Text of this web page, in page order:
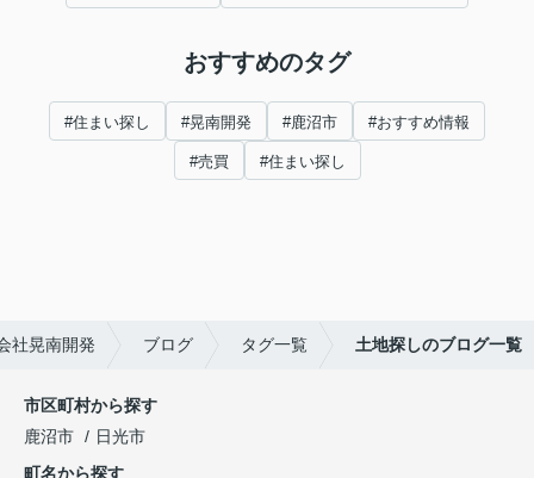
おすすめのタグ
#住まい探し #晃南開発 #鹿沼市 #おすすめ情報
#売買 #住まい探し
社晃南開発 ブログ タグ一覧 土地探しのブログ一覧
市区町村から探す
鹿沼市
日光市
町名から探す